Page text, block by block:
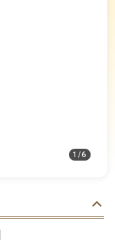
1/6